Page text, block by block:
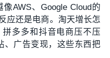
AWS、Google Cloud的
应还是电商。淘天增长怎
多多和抖音电商压不压
、广告变现，这些东西把